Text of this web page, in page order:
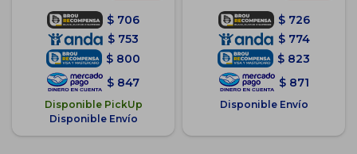
$ 706
$ 753
$ 800
$ 847
Disponible PickUp
Disponible Envío
$ 726
$ 774
$ 823
$ 871
Disponible Envío